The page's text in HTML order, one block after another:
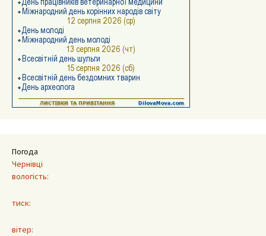
Погода
Чернівці
вологість:
тиск:
вітер: